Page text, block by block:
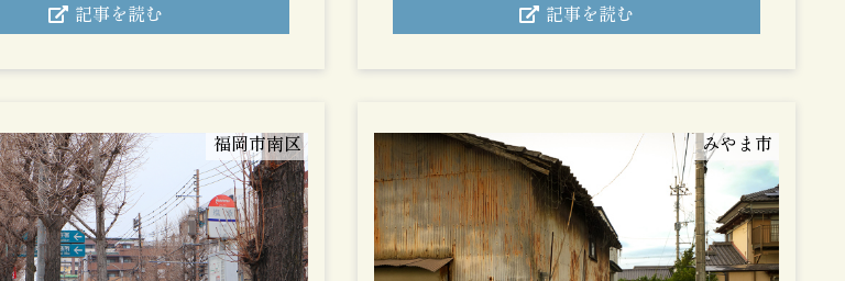
記事を読む 記事を読む
福岡市南区 みやま市